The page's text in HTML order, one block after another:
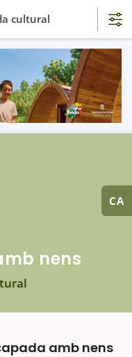
CA
nens
amb nens
cultural